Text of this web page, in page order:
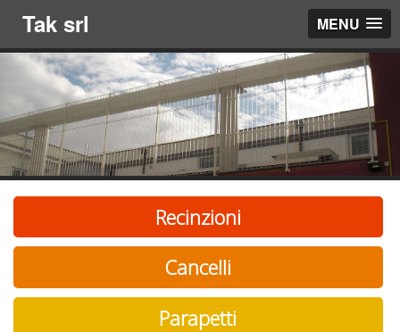
Tak srl MENU
Recinzioni
Cancelli
Parapetti